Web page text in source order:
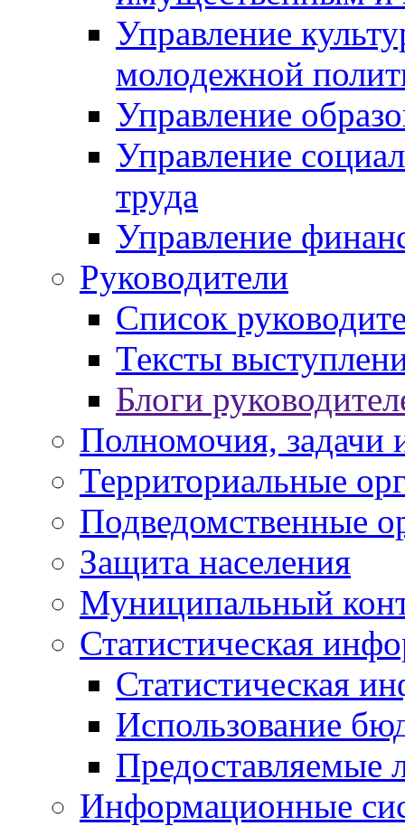
Управление
молодежной
Управление
Управление
труда
Управление
Руководители
Список
Тексты
Блоги
Полномочия, задачи
Территориальные
Подведомственные
Защита населения
Муниципальный
Статистическая
Статистическая
Использование
Предоставляемые
Информационные